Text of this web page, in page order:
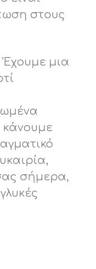
στους
Έχουμε μια
κάνουμε
σήμερα,